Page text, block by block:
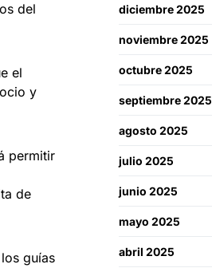
del
el
y
permitir
de
guías
diciembre 2025
noviembre 2025
octubre 2025
septiembre 2025
agosto 2025
julio 2025
junio 2025
mayo 2025
abril 2025